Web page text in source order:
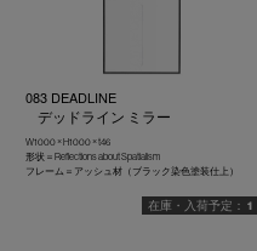
083 DEADLINE
デッドライン ミラー
W1000 × H1000 × t46
形状＝Reflections about Spatialism
フレーム＝アッシュ材（ブラック染色塗装仕上）
1